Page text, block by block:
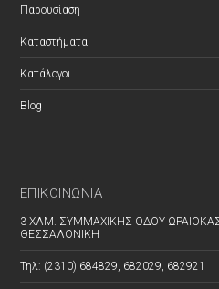
Παρουσίαση
Καταστήματα
Κατάλογοι
Blog
ΕΠΙΚΟΙΝΩΝΊΑ
3 ΧΛΜ. ΣΥΜΜΑΧΙΚΗΣ ΟΔΟΥ
ΘΕΣΣΑΛΟΝΙΚΗ
Τηλ: (2310) 684829, 682029, 682921